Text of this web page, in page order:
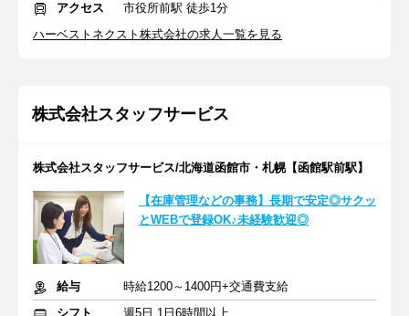
アクセス
市役所前駅 徒歩1分
ハーベストネクスト株式会社の求人一覧を見る
株式会社スタッフサービス
株式会社スタッフサービス/北海道函館市・札幌【函館駅前駅】
【在庫管理などの事務】長期で安定◎サクッ
とWEBで登録OK♪未経験歓迎◎
給与
時給1200～1400円+交通費支給
シフト
週5日 1日6時間以上